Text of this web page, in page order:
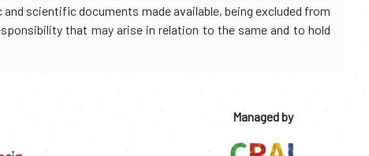
scientific documents made available, being excluded from
that may arise in relation to the same and to hold
Managed by